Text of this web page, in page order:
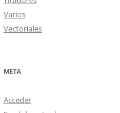
Varios
Vectoriales
META
Acceder